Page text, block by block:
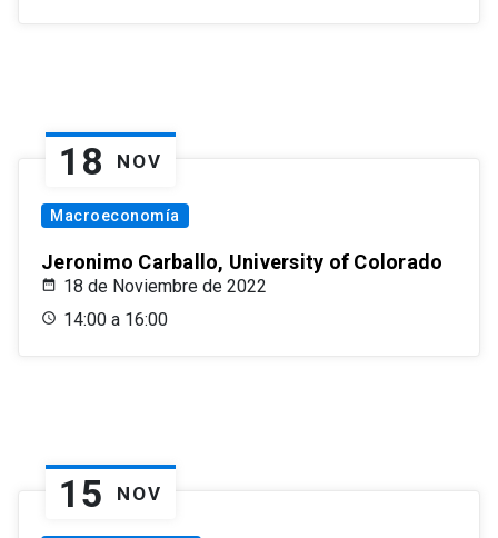
18 NOV
Macroeconomía
Jeronimo Carballo, University of Colorado
18 de Noviembre de 2022
14:00 a 16:00
15 NOV